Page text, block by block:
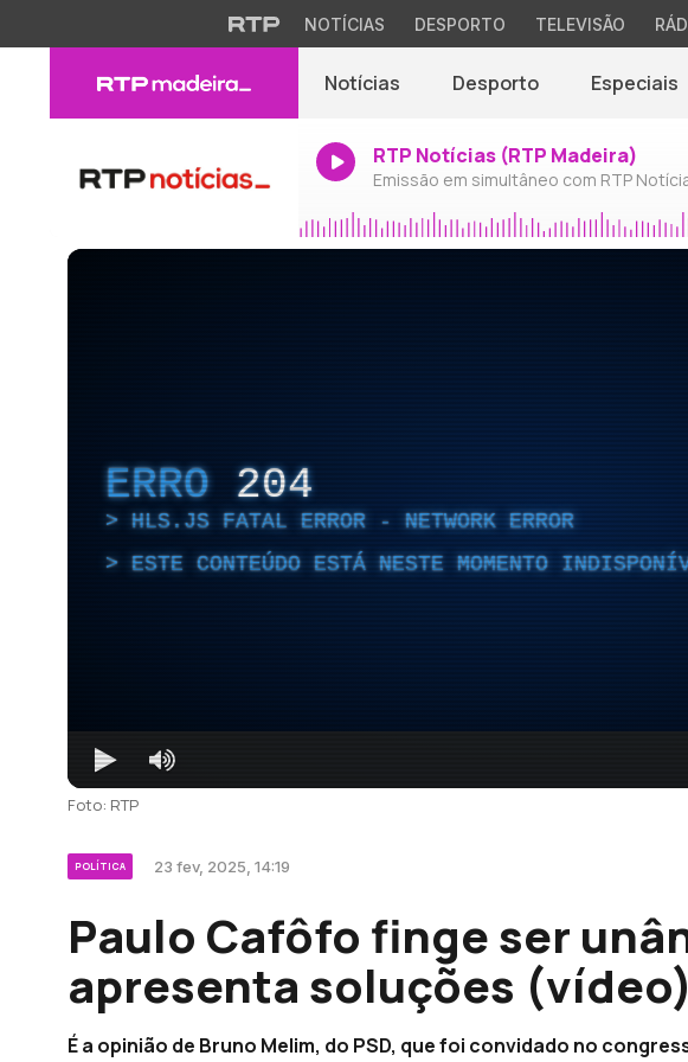
NOTÍCIAS DESPORTO TELEVISÃO
Notícias Desporto Especiais
RTP Notícias (RTP Madeira)
Emissão em simultâneo com RTP
ERRO 204
HLS.JS FATAL ERROR - NETWORK ERROR
ESTE CONTEÚDO ESTÁ NESTE MOMENTO
Foto: RTP
POLÍTICA 23 fev, 2025, 14:19
Paulo Cafôfo finge ser
apresenta soluções (vídeo)
É a opinião de Bruno Melim, do PSD, que foi convidado no